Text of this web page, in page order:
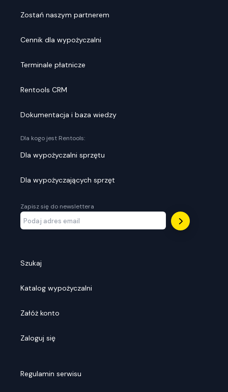
Zostań naszym partnerem
Cennik dla wypożyczalni
Terminale płatnicze
Rentools CRM
Dokumentacja i baza wiedzy
Dla kogo jest Rentools:
Dla wypożyczalni sprzętu
Dla wypożyczających sprzęt
Zapisz się do newslettera
Szukaj
Katalog wypożyczalni
Załóż konto
Zaloguj się
Regulamin serwisu